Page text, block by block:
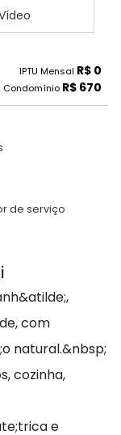
IPTU Mensal R$ 0
Condomínio R$ 670
de serviço
com
natural.&nbsp;
cozinha,
e